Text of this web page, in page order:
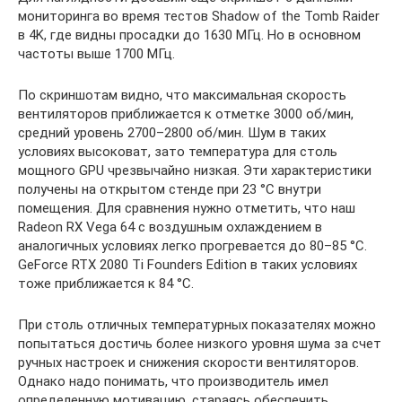
мониторинга во время тестов Shadow of the Tomb Raider
в 4K, где видны просадки до 1630 МГц. Но в основном
частоты выше 1700 МГц.
По скриншотам видно, что максимальная скорость
вентиляторов приближается к отметке 3000 об/мин,
средний уровень 2700–2800 об/мин. Шум в таких
условиях высоковат, зато температура для столь
мощного GPU чрезвычайно низкая. Эти характеристики
получены на открытом стенде при 23 °C внутри
помещения. Для сравнения нужно отметить, что наш
Radeon RX Vega 64 с воздушным охлаждением в
аналогичных условиях легко прогревается до 80–85 °C.
GeForce RTX 2080 Ti Founders Edition в таких условиях
тоже приближается к 84 °C.
При столь отличных температурных показателях можно
попытаться достичь более низкого уровня шума за счет
ручных настроек и снижения скорости вентиляторов.
Однако надо понимать, что производитель имел